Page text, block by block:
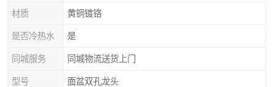
材质 黄铜镀铬
是否冷热水 是
同城服务 同城物流送货上门
型号 面盆双孔龙头